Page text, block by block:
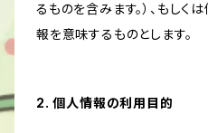
るものを含みます。）、もし
報を意味するものとします。
2. 個人情報の利用目的